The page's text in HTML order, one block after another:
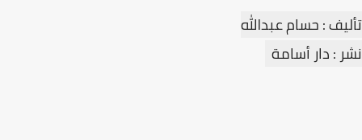
تأليف : حسام عبدالله
نشر : دار أسامة